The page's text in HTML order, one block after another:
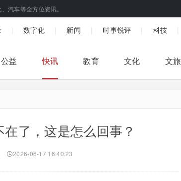
汽车等全方位资讯。
数字化 新闻 时事锐评 科技
公益 快讯 教育 文化 文旅
了，这是怎么回事？
2026-06-17 16:40:23